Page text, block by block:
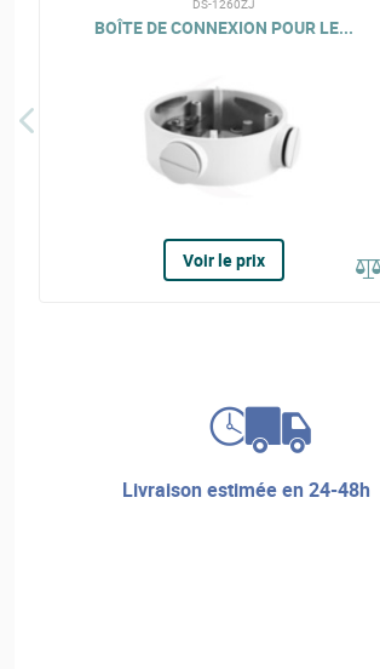
DS-1260ZJ
BOÎTE DE CONNEXION POUR LE...
Voir le prix
livraison estimée en 24-48h